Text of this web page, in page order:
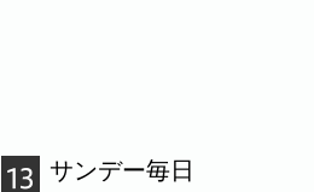
サンデー毎日